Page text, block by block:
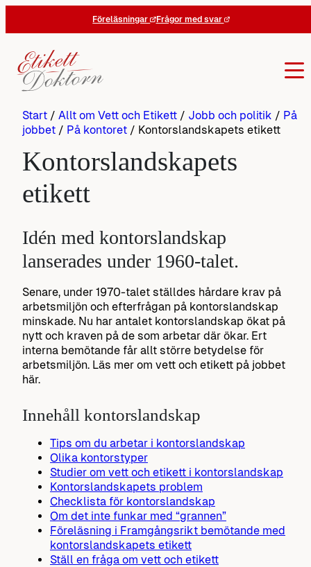
Föreläsningar Frågor med svar
Start / Allt om Vett och Etikett / Jobb och politik / På
jobbet / På kontoret / Kontorslandskapets etikett
Kontorslandskapets
etikett
Idén med kontorslandskap
lanserades under 1960-talet.
Senare, under 1970-talet ställdes hårdare krav på
arbetsmiljön och efterfrågan på kontorslandskap
minskade. Nu har antalet kontorslandskap ökat på
nytt och kraven på de som arbetar där ökar. Ert
interna bemötande får allt större betydelse för
arbetsmiljön. Läs mer om vett och etikett på jobbet
här.
Innehåll kontorslandskap
Tips om du arbetar i kontorslandskap
Olika kontorstyper
Studier om vett och etikett i kontorslandskap
Kontorslandskapets problem
Checklista för kontorslandskap
Om det inte funkar med “grannen”
Föreläsning i Framgångsrikt bemötande med
kontorslandskapets etikett
Ställ en fråga om vett och etikett